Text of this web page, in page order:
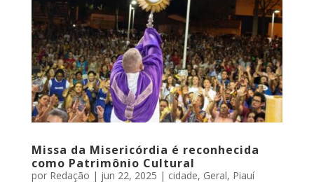
Missa da Misericórdia é reconhecida
como Patrimônio Cultural
por Redação | jun 22, 2025 | cidade, Geral, Piauí